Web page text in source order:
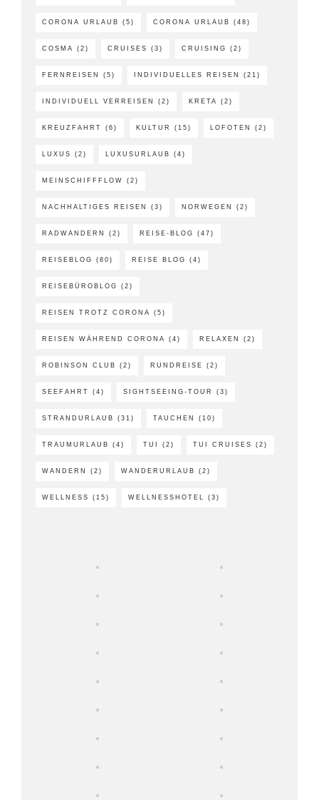
CORONA URLAUB (5) CORONA URLAUB (48)
COSMA (2) CRUISES (3) CRUISING (2)
FERNREISEN (5) INDIVIDUELLES REISEN (21)
INDIVIDUELL VERREISEN (2) KRETA (2)
KREUZFAHRT (6) KULTUR (15) LOFOTEN (2)
LUXUS (2) LUXUSURLAUB (4)
MEINSCHIFFFLOW (2)
NACHHALTIGES REISEN (3) NORWEGEN (2)
RADWANDERN (2) REISE-BLOG (47)
REISEBLOG (80) REISE BLOG (4)
REISEBÜROBLOG (2)
REISEN TROTZ CORONA (5)
REISEN WÄHREND CORONA (4) RELAXEN (2)
ROBINSON CLUB (2) RUNDREISE (2)
SEEFAHRT (4) SIGHTSEEING-TOUR (3)
STRANDURLAUB (31) TAUCHEN (10)
TRAUMURLAUB (4) TUI (2) TUI CRUISES (2)
WANDERN (2) WANDERURLAUB (2)
WELLNESS (15) WELLNESSHOTEL (3)